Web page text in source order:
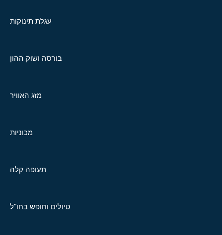
עגלת תינוקות
בורסה ושוק ההון
מזג האוויר
מכוניות
תעופה קלה
טיולים וחופש בחו"ל